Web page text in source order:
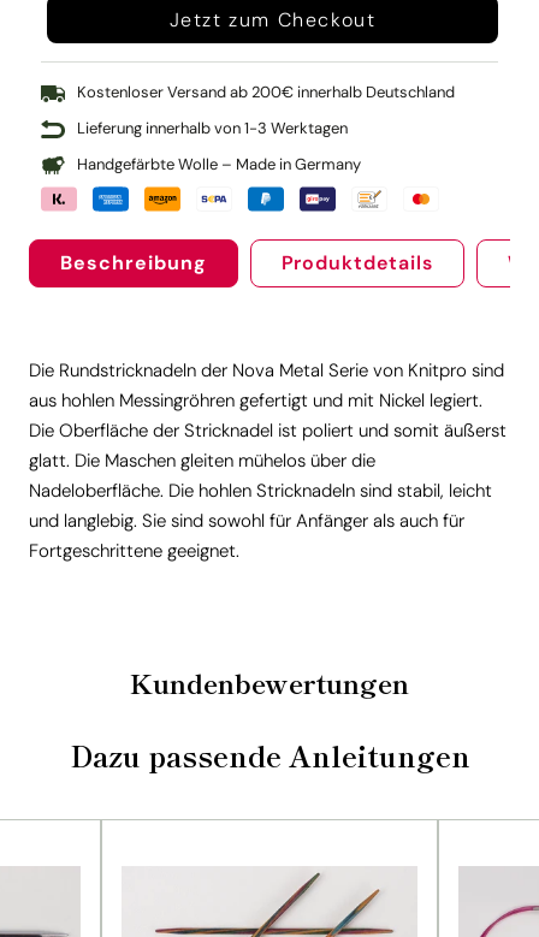
Knit
Rundstricknadel
80
cm
(3.75)
Knit
Rundstricknadel
80
cm
Jetzt zum Checkout
Kostenloser Versand ab 200€ innerhalb Deutschland
Lieferung innerhalb von 1-3 Werktagen
Handgefärbte Wolle – Made in Germany
Beschreibung Produktdetails
Die Rundstricknadeln der Nova Metal Serie von Knitpro sind
aus hohlen Messingröhren gefertigt und mit Nickel legiert.
Die Oberfläche der Stricknadel ist poliert und somit äußerst
glatt. Die Maschen gleiten mühelos über die
Nadeloberfläche. Die hohlen Stricknadeln sind stabil, leicht
und langlebig. Sie sind sowohl für Anfänger als auch für
Fortgeschrittene geeignet.
Kundenbewertungen
Dazu passende Anleitungen